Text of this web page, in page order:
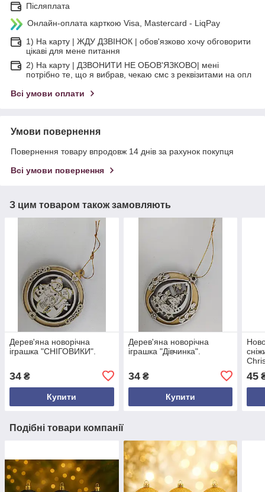
Післяплата
Онлайн-оплата карткою Visa, Mastercard - LiqPay
1) На карту | ЖДУ ДЗВІНОК | обов'язково хочу обговорити
цікаві для мене питання
2) На карту | ДЗВОНИТИ НЕ ОБОВ'ЯЗКОВО| мені
потрібно те, що я вибрав, чекаю смс з реквізитами на опл
Всі умови оплати
Умови повернення
Повернення товару впродовж 14 днів за рахунок покупця
Всі умови повернення
З цим товаром також замовляють
Дерев'яна новорічна
іграшка "СНІГОВИКИ".
34 ₴
Купити
Дерев'яна новорічна
іграшка "Дівчинка".
34₴
Купити
45
Подібні товари компанії